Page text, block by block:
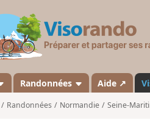
Randonnées Aide ↗
Randonnées Normandie Seine-